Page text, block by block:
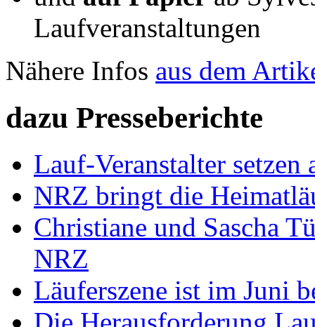
Laufveranstaltungen
Nähere Infos aus dem
dazu Presseberichte
Lauf-Veranstalter
NRZ bringt die
Christiane und Sascha
NRZ
Läuferszene ist im Juni